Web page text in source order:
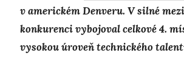
v americkém Denveru. V silné
konkurenci vybojoval celkové 4.
vysokou úroveň technického